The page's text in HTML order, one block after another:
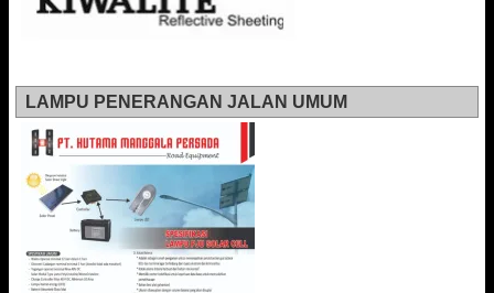
LAMPU PENERANGAN JALAN UMUM